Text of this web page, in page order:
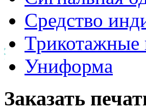
Средство
Трикотажные
Униформа
Заказать